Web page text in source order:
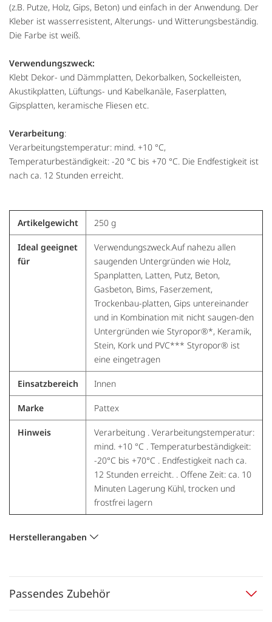
(z.B. Putze, Holz, Gips, Beton) und einfach in der Anwendung. Der
Kleber ist wasserresistent, Alterungs- und Witterungsbeständig.
Die Farbe ist weiß.
Verwendungszweck:
Klebt Dekor- und Dämmplatten, Dekorbalken, Sockelleisten,
Akustikplatten, Lüftungs- und Kabelkanäle, Faserplatten,
Gipsplatten, keramische Fliesen etc.
Verarbeitung:
Verarbeitungstemperatur: mind. +10 °C,
Temperaturbeständigkeit: -20 °C bis +70 °C. Die Endfestigkeit ist
nach ca. 12 Stunden erreicht.
Artikelgewicht 250 g
Ideal geeignet
für
Verwendungszweck.Auf nahezu allen
saugenden Untergründen wie Holz,
Spanplatten, Latten, Putz, Beton,
Gasbeton, Bims, Faserzement,
Trockenbau-platten, Gips untereinander
und in Kombination mit nicht saugen-den
Untergründen wie Styropor®*, Keramik,
Stein, Kork und PVC*** Styropor® ist
eine eingetragen
Einsatzbereich Innen
Marke Pattex
Hinweis
Verarbeitung . Verarbeitungstemperatur:
mind. +10 °C . Temperaturbeständigkeit:
-20°C bis +70°C . Endfestigkeit nach ca.
12 Stunden erreicht. . Offene Zeit: ca. 10
Minuten Lagerung Kühl, trocken und
frostfrei lagern
Herstellerangaben
Passendes Zubehör